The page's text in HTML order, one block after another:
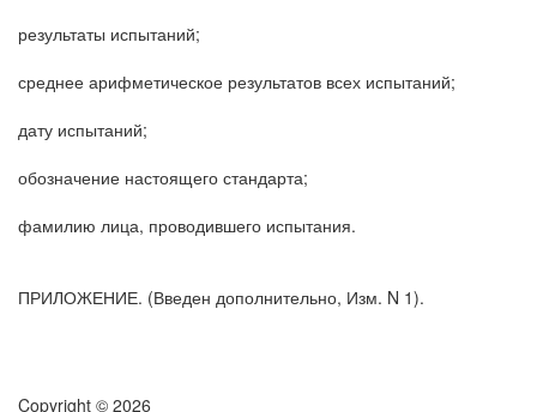
результаты испытаний;
среднее арифметическое результатов всех испытаний;
дату испытаний;
обозначение настоящего стандарта;
фамилию лица, проводившего испытания.
ПРИЛОЖЕНИЕ. (Введен дополнительно, Изм. N 1).
Copyright © 2026